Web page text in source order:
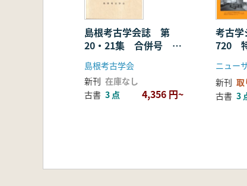
島根考古学会誌 第
20・21集 合併号 山
本清先生追悼 島根考古
学会創立20周年記念特
集号
島根考古学会
新刊 在庫なし
古書 3 点 4,356 円~
考古
720
ニュー
新刊 取
古書 3